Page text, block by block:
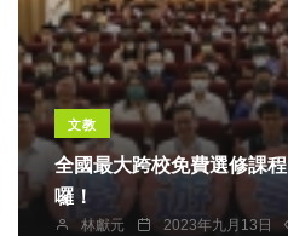
文教
全國最大跨校免費選修課程 「優遊台中學」開課
囉！
林獻元 2023年九月13日